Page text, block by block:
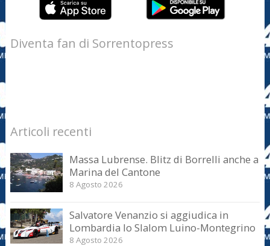
Diventa fan di Sorrentopress
Articoli recenti
Massa Lubrense. Blitz di Borrelli anche a
Marina del Cantone
8 Agosto 2026
Salvatore Venanzio si aggiudica in
Lombardia lo Slalom Luino-Montegrino
8 Agosto 2026